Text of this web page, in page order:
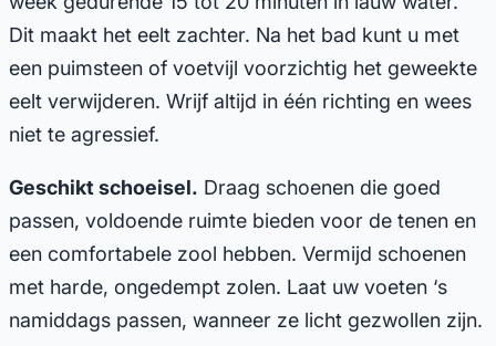
Dit maakt het eelt zachter. Na het bad kunt u met
een puimsteen of voetvijl voorzichtig het geweekte
eelt verwijderen. Wrijf altijd in één richting en wees
niet te agressief.
Geschikt schoeisel. Draag schoenen die goed
passen, voldoende ruimte bieden voor de tenen en
een comfortabele zool hebben. Vermijd schoenen
met harde, ongedempt zolen. Laat uw voeten ‘s
namiddags passen, wanneer ze licht gezwollen zijn.